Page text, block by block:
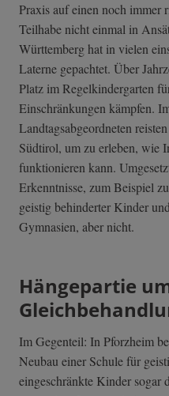
Praxis auf einen noch immer
Teilhabe nicht einmal in
Württemberg hat in vielen
Laterne gepachtet. Über
Platz im Regelkindergarten
Einschränkungen kämpfen.
Landtagsabgeordneten
Südtirol, um zu erleben, wie
funktionieren kann.
Erkenntnisse, zum Beispiel
geistig behinderter Kinder
Gymnasien, aber nicht.
Hängepartie
Im Gegenteil: In Pforzheim
Neubau einer Schule für
eingeschränkte Kinder sogar